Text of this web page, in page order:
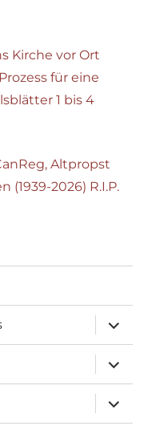
Kirche vor Ort
für eine
1 bis 4
Altpropst
(1939-2026) R.I.P.
öffnen
öffnen
öffnen